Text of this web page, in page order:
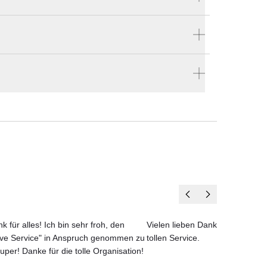
für alles! Ich bin sehr froh, den
Service" in Anspruch genommen zu
Danke für die tolle Organisation!
Vielen lieben Dank für das
tollen Service.